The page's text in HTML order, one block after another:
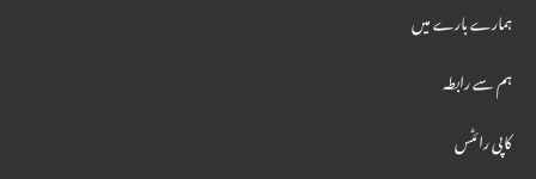
ہمارے بارے میں
ہم سے رابطہ
کاپی رائٹس